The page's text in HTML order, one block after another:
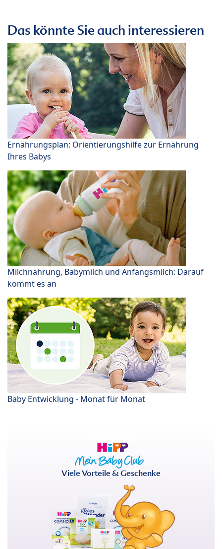
Das könnte Sie auch interessieren
Ernährungsplan: Orientierungshilfe zur Ernährung
Ihres Babys
Milchnahrung, Babymilch und Anfangsmilch: Darauf
kommt es an
Baby Entwicklung - Monat für Monat
Viele Vorteile & Geschenke